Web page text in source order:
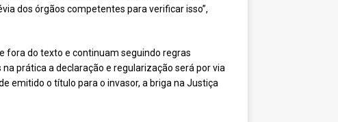
dos órgãos competentes para verificar isso”,
fora do texto e continuam seguindo regras
prática a declaração e regularização será por via
emitido o título para o invasor, a briga na Justiça